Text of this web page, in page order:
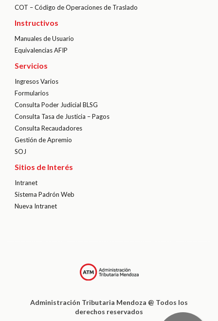
COT – Código de Operaciones de Traslado
Instructivos
Manuales de Usuario
Equivalencias AFIP
Servicios
Ingresos Varios
Formularios
Consulta Poder Judicial BLSG
Consulta Tasa de Justicia – Pagos
Consulta Recaudadores
Gestión de Apremio
SOJ
Sitios de Interés
Intranet
Sistema Padrón Web
Nueva Intranet
Administración Tributaria Mendoza @ Todos los
derechos reservados